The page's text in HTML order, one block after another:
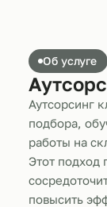
Об услуге
Аутсорсинг
подбора,
работы на
Этот подход
повысить